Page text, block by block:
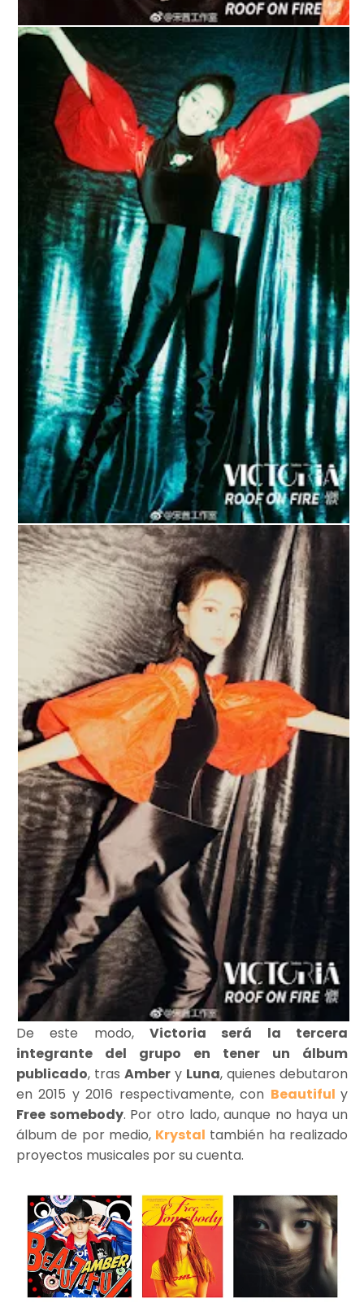
De este modo, Victoria será la tercera
integrante del grupo en tener un álbum
publicado, tras Amber y Luna, quienes debutaron
en 2015 y 2016 respectivamente, con Beautiful y
Free somebody. Por otro lado, aunque no haya un
álbum de por medio, Krystal también ha realizado
proyectos musicales por su cuenta.